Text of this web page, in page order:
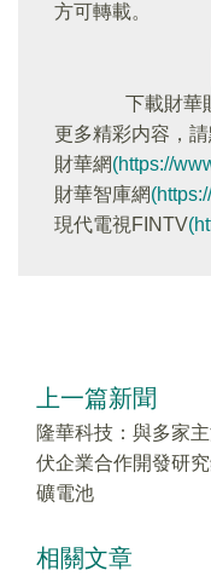
方可轉載。
下載財華
更多精彩内容，請
財華網(https://
財華智庫網
現代電視FINTV
上一篇新聞
隆華科技：與多家
伏企業合作開發研
礦電池
相關文章